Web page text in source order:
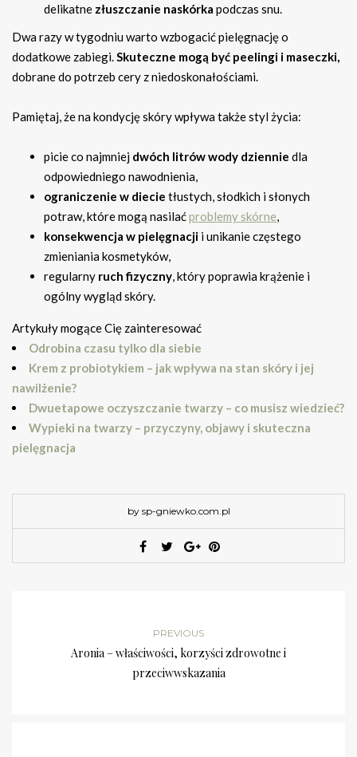
delikatne złuszczanie naskórka podczas snu.
Dwa razy w tygodniu warto wzbogacić pielęgnację o
dodatkowe zabiegi.Skuteczne mogą być peelingi i maseczki,
dobrane do potrzeb cery z niedoskonałościami.
Pamiętaj, że na kondycję skóry wpływa także styl życia:
picie co najmniej dwóch litrów wody dziennie dla
odpowiedniego nawodnienia,
ograniczenie w diecie tłustych, słodkich i słonych
potraw, które mogą nasilaćproblemy skórne,
konsekwencja w pielęgnacji i unikanie częstego
zmieniania kosmetyków,
regularny ruch fizyczny, który poprawia krążenie i
ogólny wygląd skóry.
Artykuły mogące Cię zainteresować
Odrobina czasu tylko dla siebie
Krem z probiotykiem – jak wpływa na stan skóry i jej
nawilżenie?
Dwuetapowe oczyszczanie twarzy – co musisz wiedzieć?
Wypieki na twarzy – przyczyny, objawy i skuteczna
pielęgnacja
by sp-gniewko.com.pl
PREVIOUS
Aronia – właściwości, korzyści zdrowotne i
przeciwwskazania